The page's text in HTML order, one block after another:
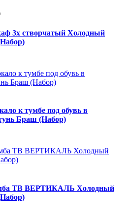
3х створчатый Холодный
к тумбе под обувь в
Браш (Набор)
ТВ ВЕРТИКАЛЬ Холодный